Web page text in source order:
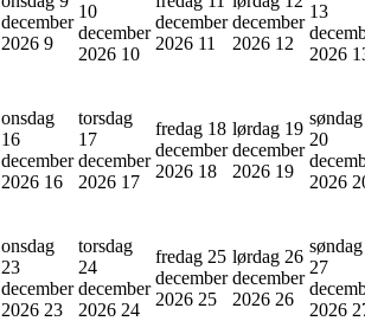
december
2026 9
10
december
2026 10
december
2026 11
december
2026 12
13
2026
onsdag
16
december
2026 16
torsdag
17
december
2026 17
fredag 18
december
2026 18
lørdag 19
december
2026 19
søndag
20
2026
onsdag
23
december
2026 23
torsdag
24
december
2026 24
fredag 25
december
2026 25
lørdag 26
december
2026 26
søndag
27
2026